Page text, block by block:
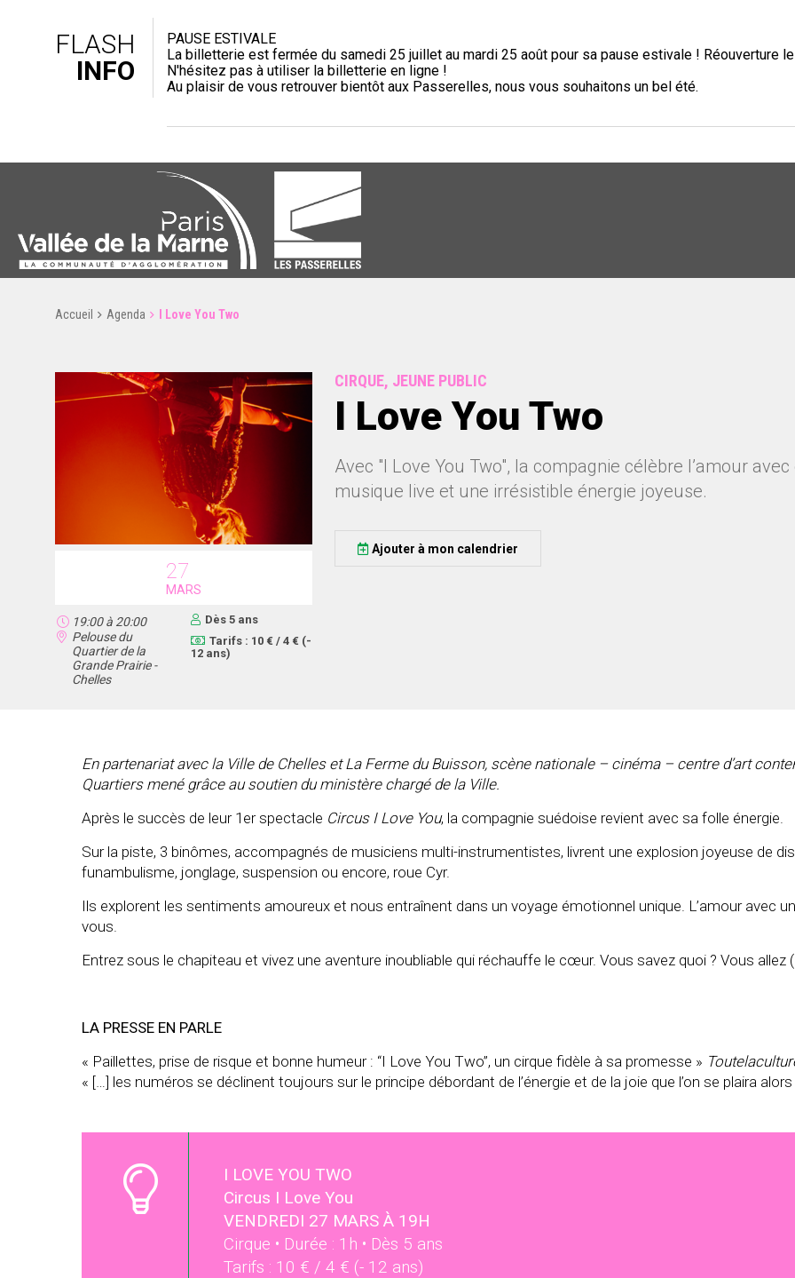
FLASH
INFO
PAUSE ESTIVALE
La billetterie est fermée du samedi 25 juillet au mardi 25 août pour sa pause estivale ! Réouverture
N'hésitez pas à utiliser la billetterie en ligne !
Au plaisir de vous retrouver bientôt aux Passerelles, nous vous souhaitons un bel été.
Accueil Agenda I Love You Two
27
MARS
19:00à 20:00
Pelouse du
Quartier de la
Grande Prairie -
Chelles
Dès 5 ans
Tarifs : 10 € / 4 € (-
12 ans)
CIRQUE, JEUNE PUBLIC
I Love You Two
Avec "I Love You Two", la compagnie célèbre l’amour
musique live et une irrésistible énergie joyeuse.
Ajouter à mon calendrier
En partenariat avec la Ville de Chelles et La Ferme du Buisson, scène nationale – cinéma – centre d’art
Quartiers mené grâce au soutien du ministère chargé de la Ville.
Après le succès de leur 1er spectacle Circus I Love You, la compagnie suédoise revient avec sa folle énergie.
Sur la piste, 3 binômes, accompagnés de musiciens multi-instrumentistes, livrent une explosion joyeuse de
funambulisme, jonglage, suspension ou encore, roue Cyr.
Ils explorent les sentiments amoureux et nous entraînent dans un voyage émotionnel unique. L’amour avec
vous.
Entrez sous le chapiteau et vivez une aventure inoubliable qui réchauffe le cœur. Vous savez quoi ? Vous allez
LA PRESSE EN PARLE
« Paillettes, prise de risque et bonne humeur : “I Love You Two”, un cirque fidèle à sa promesse »
« […] les numéros se déclinent toujours sur le principe débordant de l’énergie et de la joie que l’on se plaira
I LOVE YOU TWO
Circus I Love You
VENDREDI 27 MARS À 19H
Cirque • Durée : 1h • Dès 5 ans
Tarifs : 10 € / 4 € (- 12 ans)